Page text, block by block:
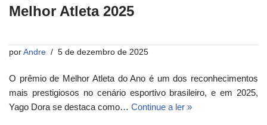
Melhor Atleta 2025
por Andre 5 de dezembro de 2025
O prêmio de Melhor Atleta do Ano é um dos reconhecimentos
mais prestigiosos no cenário esportivo brasileiro, e em 2025,
Yago Dora se destaca como… Continue a ler »